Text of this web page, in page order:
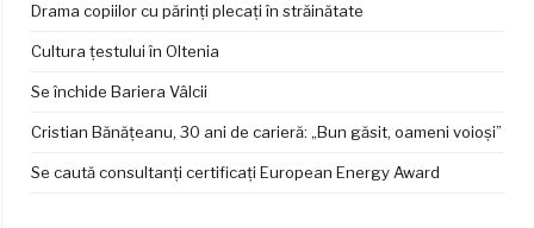
Drama copiilor cu părinți plecați în străinătate
Cultura țestului în Oltenia
Se închide Bariera Vâlcii
Cristian Bănățeanu, 30 ani de carieră: „Bun găsit, oameni voioși”
Se caută consultanți certificați European Energy Award